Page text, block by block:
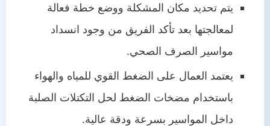
يتم تحديد مكان المشكلة ووضع خطة فعالة
لمعالجتها بعد تأكد الفريق من وجود انسداد
مواسير الصرف الصحي.
يعتمد العمال على الضغط القوي للمياه والهواء
باستخدام مضخات الضغط لحل التكتلات الصلبة
داخل المواسير بسرعة ودقة عالية.